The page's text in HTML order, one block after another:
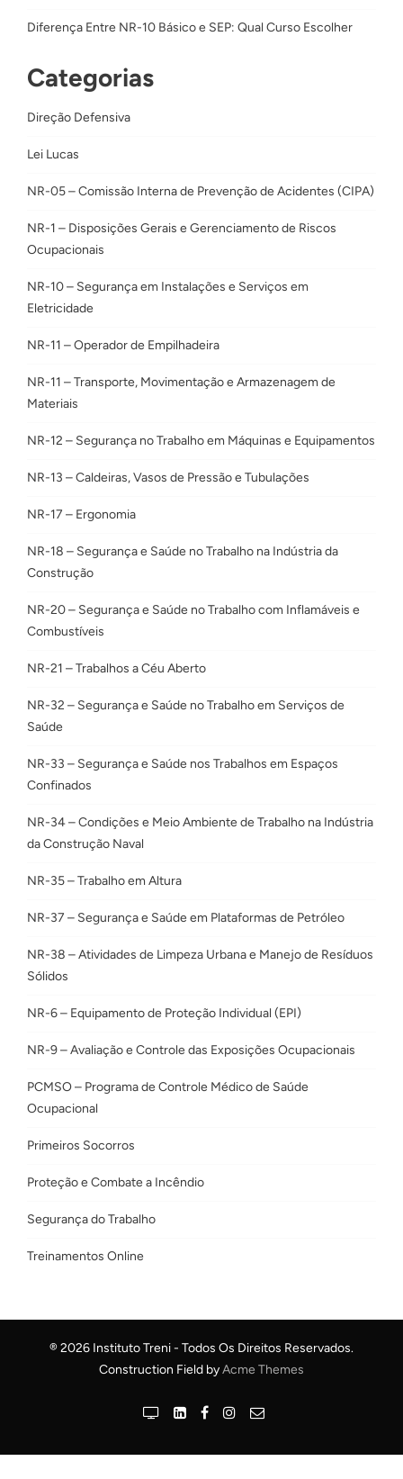
Diferença Entre NR-10 Básico e SEP: Qual Curso Escolher
Categorias
Direção Defensiva
Lei Lucas
NR-05 – Comissão Interna de Prevenção de Acidentes (CIPA)
NR-1 – Disposições Gerais e Gerenciamento de Riscos
Ocupacionais
NR-10 – Segurança em Instalações e Serviços em
Eletricidade
NR-11 – Operador de Empilhadeira
NR-11 – Transporte, Movimentação e Armazenagem de
Materiais
NR-12 – Segurança no Trabalho em Máquinas e Equipamentos
NR-13 – Caldeiras, Vasos de Pressão e Tubulações
NR-17 – Ergonomia
NR-18 – Segurança e Saúde no Trabalho na Indústria da
Construção
NR-20 – Segurança e Saúde no Trabalho com Inflamáveis e
Combustíveis
NR-21 – Trabalhos a Céu Aberto
NR-32 – Segurança e Saúde no Trabalho em Serviços de
Saúde
NR-33 – Segurança e Saúde nos Trabalhos em Espaços
Confinados
NR-34 – Condições e Meio Ambiente de Trabalho na Indústria
da Construção Naval
NR-35 – Trabalho em Altura
NR-37 – Segurança e Saúde em Plataformas de Petróleo
NR-38 – Atividades de Limpeza Urbana e Manejo de Resíduos
Sólidos
NR-6 – Equipamento de Proteção Individual (EPI)
NR-9 – Avaliação e Controle das Exposições Ocupacionais
PCMSO – Programa de Controle Médico de Saúde
Ocupacional
Primeiros Socorros
Proteção e Combate a Incêndio
Segurança do Trabalho
Treinamentos Online
® 2026 Instituto Treni - Todos Os Direitos Reservados.
Construction Field byAcme Themes